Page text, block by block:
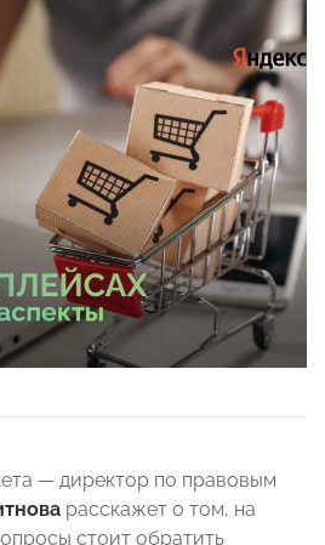
— директор по правовым
расскажет о том, на
стоит обратить